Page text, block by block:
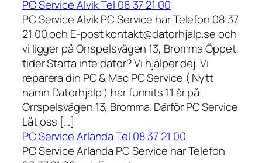
PC Service Alvik Tel 08 37 21 00
PC Service Alvik PC Service har Telefon 08 37
21 00 och E-post kontakt@datorhjalp.se och
vi ligger på Orrspelsvägen 13, Bromma Öppet
tider Starta inte dator? Vi hjälper dej. Vi
reparera din PC & Mac PC Service ( Nytt
namn Datorhjälp ) har funnits 11 år på
Orrspelsvägen 13, Bromma. Därför PC Service
Låt oss […]
PC Service Arlanda Tel 08 37 21 00
PC Service Arlanda PC Service har Telefon